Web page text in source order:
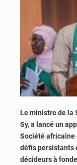
Le ministre de la
Sy, a lancé un
Société africaine
défis persistants
décideurs à